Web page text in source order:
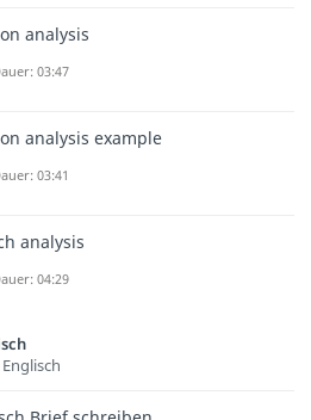
analysis
03:47
analysis example
03:41
analysis
04:29